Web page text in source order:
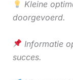
Kleine
doorgevoerd.
Informatie
succes.